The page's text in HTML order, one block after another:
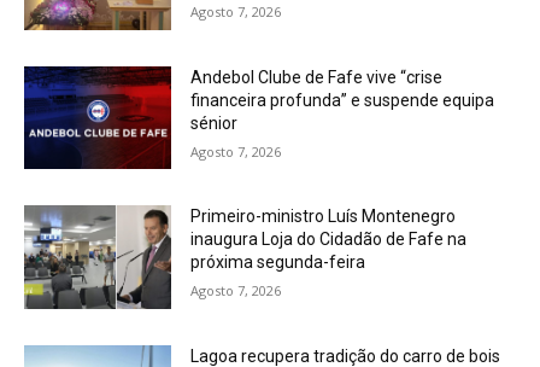
Agosto 7, 2026
Andebol Clube de Fafe vive “crise
financeira profunda” e suspende equipa
sénior
Agosto 7, 2026
Primeiro-ministro Luís Montenegro
inaugura Loja do Cidadão de Fafe na
próxima segunda-feira
Agosto 7, 2026
Lagoa recupera tradição do carro de bois